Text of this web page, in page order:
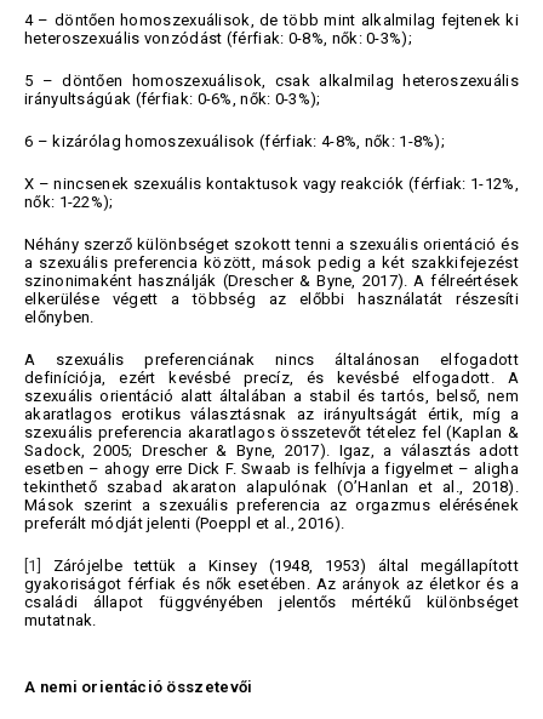
4 – döntően homoszexuálisok, de több mint alkalmilag fejtenek ki
heteroszexuális vonzódást (férfiak: 0-8%, nők: 0-3%);
5 – döntően homoszexuálisok, csak alkalmilag heteroszexuális
irányultságúak (férfiak: 0-6%, nők: 0-3%);
6 – kizárólag homoszexuálisok (férfiak: 4-8%, nők: 1-8%);
X – nincsenek szexuális kontaktusok vagy reakciók (férfiak: 1-12%,
nők: 1-22%);
Néhány szerző különbséget szokott tenni a szexuális orientáció és
a szexuális preferencia között, mások pedig a két szakkifejezést
szinonimaként használják (Drescher & Byne, 2017). A félreértések
elkerülése végett a többség az előbbi használatát részesíti
előnyben.
A szexuális preferenciának nincs általánosan elfogadott
definíciója, ezért kevésbé precíz, és kevésbé elfogadott. A
szexuális orientáció alatt általában a stabil és tartós, belső, nem
akaratlagos erotikus választásnak az irányultságát értik, míg a
szexuális preferencia akaratlagos összetevőt tételez fel (Kaplan &
Sadock, 2005; Drescher & Byne, 2017). Igaz, a választás adott
esetben – ahogy erre Dick F. Swaab is felhívja a figyelmet – aligha
tekinthető szabad akaraton alapulónak (O’Hanlan et al., 2018).
Mások szerint a szexuális preferencia az orgazmus elérésének
preferált módját jelenti (Poeppl et al., 2016).
[1]
Zárójelbe tettük a Kinsey (1948, 1953) által megállapított
gyakoriságot férfiak és nők esetében. Az arányok az életkor és a
családi állapot függvényében jelentős mértékű különbséget
mutatnak.
A nemi orientáció összetevői